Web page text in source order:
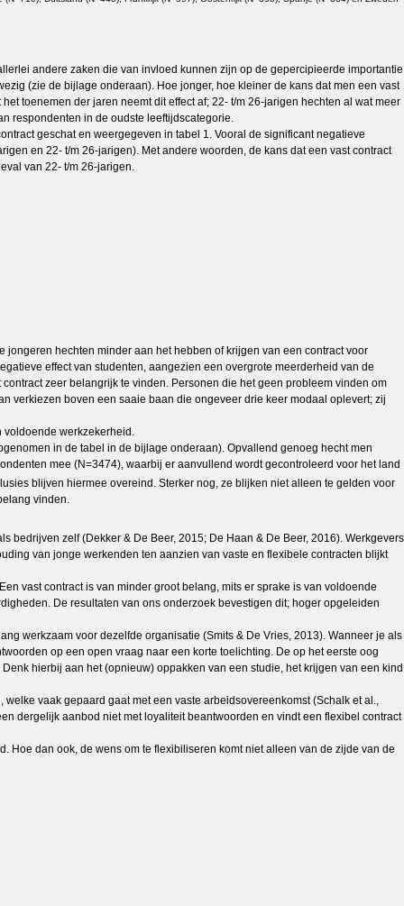
andere zaken die van invloed kunnen zijn op de gepercipieerde importantie
(zie de bijlage onderaan). Hoe jonger, hoe kleiner de kans dat men een vast
toenemen der jaren neemt dit effect af; 22- t/m 26-jarigen hechten al wat meer
respondenten in de oudste leeftijdscategorie.
geschat en weergegeven in tabel 1. Vooral de significant negatieve
en 22- t/m 26-jarigen). Met andere woorden, de kans dat een vast contract
van 22- t/m 26-jarigen.
hechten minder aan het hebben of krijgen van een contract voor
effect van studenten, aangezien een overgrote meerderheid van de
zeer belangrijk te vinden. Personen die het geen probleem vinden om
verkiezen boven een saaie baan die ongeveer drie keer modaal oplevert; zij
voldoende werkzekerheid.
in de tabel in de bijlage onderaan). Opvallend genoeg hecht men
mee (N=3474), waarbij er aanvullend wordt gecontroleerd voor het land
blijven hiermee overeind. Sterker nog, ze blijken niet alleen te gelden voor
vinden.
zelf (Dekker & De Beer, 2015; De Haan & De Beer, 2016). Werkgevers
van jonge werkenden ten aanzien van vaste en flexibele contracten blijkt
vast contract is van minder groot belang, mits er sprake is van voldoende
De resultaten van ons onderzoek bevestigen dit; hoger opgeleiden
werkzaam voor dezelfde organisatie (Smits & De Vries, 2013). Wanneer je als
op een open vraag naar een korte toelichting. De op het eerste oog
hierbij aan het (opnieuw) oppakken van een studie, het krijgen van een kind
vaak gepaard gaat met een vaste arbeidsovereenkomst (Schalk et al.,
dergelijk aanbod niet met loyaliteit beantwoorden en vindt een flexibel contract
Hoe dan ook, de wens om te flexibiliseren komt niet alleen van de zijde van de